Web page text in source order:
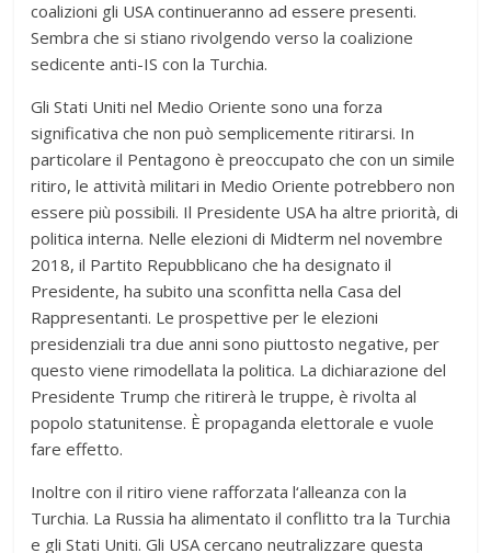
coalizioni gli USA continueranno ad essere presenti.
Sembra che si stiano rivolgendo verso la coalizione
sedicente anti-IS con la Turchia.
Gli Stati Uniti nel Medio Oriente sono una forza
significativa che non può semplicemente ritirarsi. In
particolare il Pentagono è preoccupato che con un simile
ritiro, le attività militari in Medio Oriente potrebbero non
essere più possibili. Il Presidente USA ha altre priorità, di
politica interna. Nelle elezioni di Midterm nel novembre
2018, il Partito Repubblicano che ha designato il
Presidente, ha subito una sconfitta nella Casa del
Rappresentanti. Le prospettive per le elezioni
presidenziali tra due anni sono piuttosto negative, per
questo viene rimodellata la politica. La dichiarazione del
Presidente Trump che ritirerà le truppe, è rivolta al
popolo statunitense. È propaganda elettorale e vuole
fare effetto.
Inoltre con il ritiro viene rafforzata l‘alleanza con la
Turchia. La Russia ha alimentato il conflitto tra la Turchia
e gli Stati Uniti. Gli USA cercano neutralizzare questa